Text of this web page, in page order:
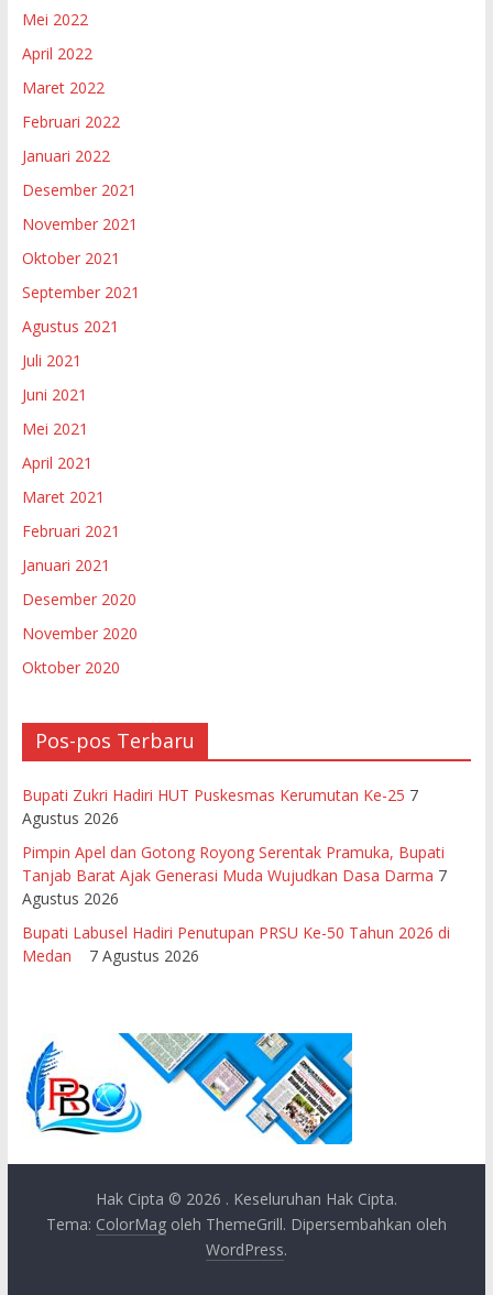
Mei 2022
April 2022
Maret 2022
Februari 2022
Januari 2022
Desember 2021
November 2021
Oktober 2021
September 2021
Agustus 2021
Juli 2021
Juni 2021
Mei 2021
April 2021
Maret 2021
Februari 2021
Januari 2021
Desember 2020
November 2020
Oktober 2020
Pos-pos Terbaru
Bupati Zukri Hadiri HUT Puskesmas Kerumutan Ke-25 7
Agustus 2026
Pimpin Apel dan Gotong Royong Serentak Pramuka, Bupati
Tanjab Barat Ajak Generasi Muda Wujudkan Dasa Darma 7
Agustus 2026
Bupati Labusel Hadiri Penutupan PRSU Ke-50 Tahun 2026 di
Medan
7 Agustus 2026
Hak Cipta © 2026 . Keseluruhan Hak Cipta.
Tema: ColorMagoleh ThemeGrill. Dipersembahkan oleh
WordPress.